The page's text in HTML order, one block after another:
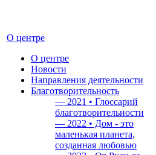
О центре
О центре
Новости
Направления деятельности
Благотворительность
— 2021 • Глоссарий
благотворительности
— 2022 • Дом - это
маленькая планета,
созданная любовью